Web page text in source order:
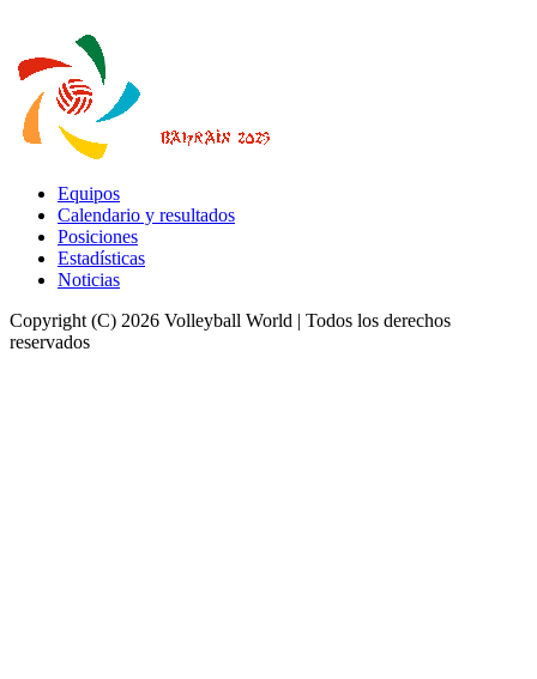
Equipos
Calendario y resultados
Posiciones
Estadísticas
Noticias
Copyright (C) 2026 Volleyball World | Todos los derechos
reservados